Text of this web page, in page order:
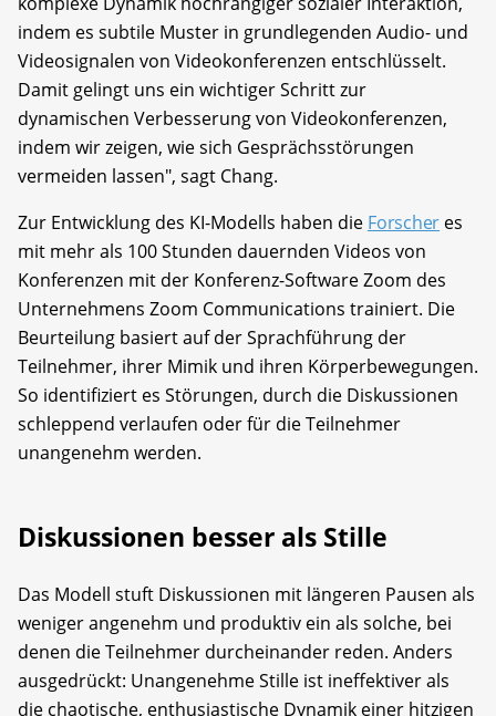
indem es subtile Muster in grundlegenden Audio- und
Videosignalen von Videokonferenzen entschlüsselt.
Damit gelingt uns ein wichtiger Schritt zur
dynamischen Verbesserung von Videokonferenzen,
indem wir zeigen, wie sich Gesprächsstörungen
vermeiden lassen", sagt Chang.
Zur Entwicklung des KI-Modells haben die Forscher es
mit mehr als 100 Stunden dauernden Videos von
Konferenzen mit der Konferenz-Software Zoom des
Unternehmens Zoom Communications trainiert. Die
Beurteilung basiert auf der Sprachführung der
Teilnehmer, ihrer Mimik und ihren Körperbewegungen.
So identifiziert es Störungen, durch die Diskussionen
schleppend verlaufen oder für die Teilnehmer
unangenehm werden.
Diskussionen besser als Stille
Das Modell stuft Diskussionen mit längeren Pausen als
weniger angenehm und produktiv ein als solche, bei
denen die Teilnehmer durcheinander reden. Anders
ausgedrückt: Unangenehme Stille ist ineffektiver als
die chaotische, enthusiastische Dynamik einer hitzigen